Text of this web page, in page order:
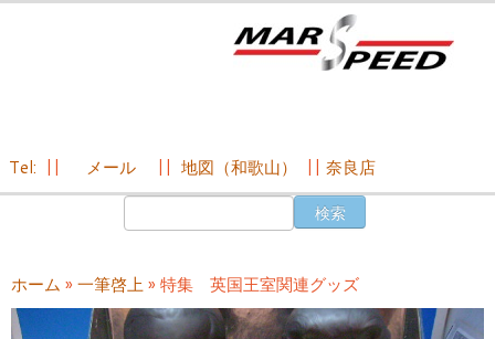
ン
ツ
Tel: メール 地図（和歌山） 奈良店
ホーム » 一筆啓上» 特集 英国王室関連グッズ